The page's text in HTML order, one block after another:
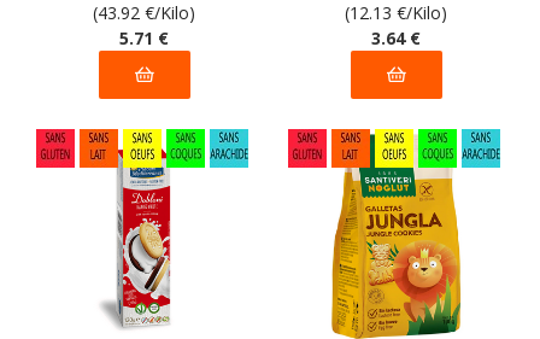
(43.92 €/Kilo)
5.71 €
(12.13 €/Kilo)
3.64 €